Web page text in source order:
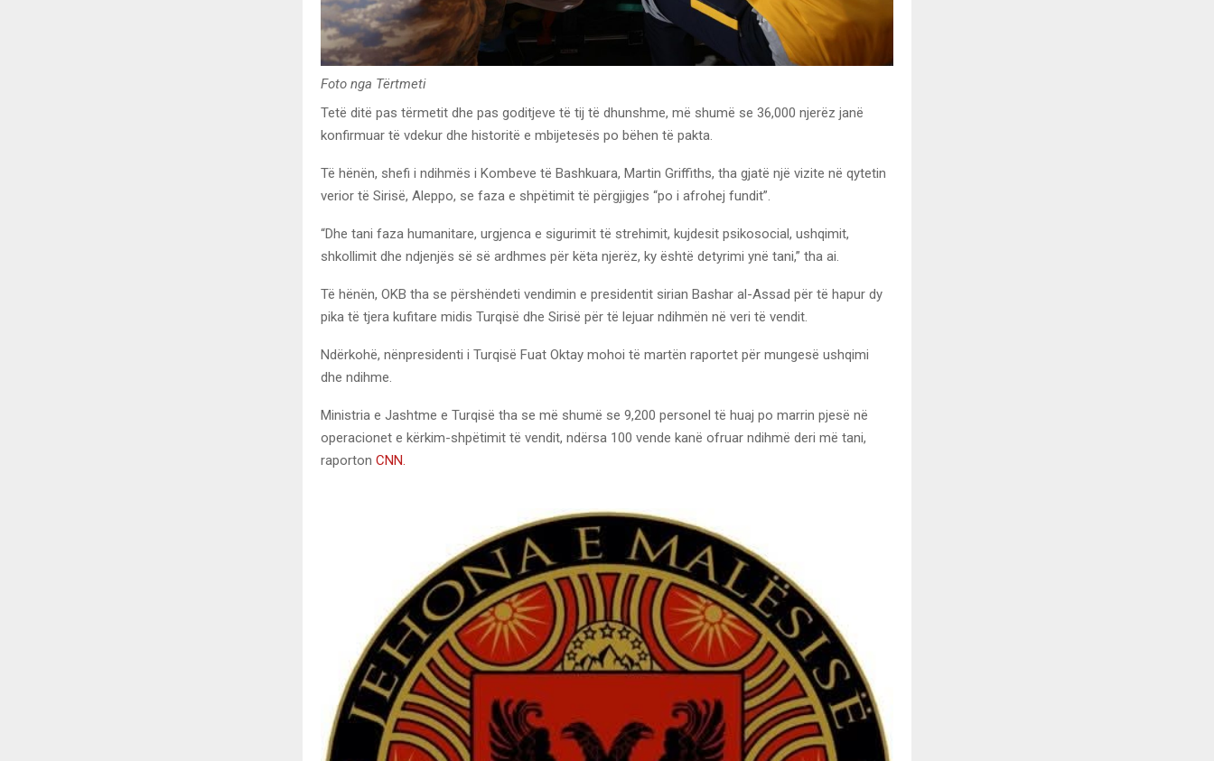
Foto nga Tërtmeti
Tetë ditë pas tërmetit dhe pas goditjeve të tij të dhunshme, më shumë se 36,000 njerëz janë
konfirmuar të vdekur dhe historitë e mbijetesës po bëhen të pakta.
Të hënën, shefi i ndihmës i Kombeve të Bashkuara, Martin Griffiths, tha gjatë një vizite në qytetin
verior të Sirisë, Aleppo, se faza e shpëtimit të përgjigjes “po i afrohej fundit”.
“Dhe tani faza humanitare, urgjenca e sigurimit të strehimit, kujdesit psikosocial, ushqimit,
shkollimit dhe ndjenjës së së ardhmes për këta njerëz, ky është detyrimi ynë tani,” tha ai.
Të hënën, OKB tha se përshëndeti vendimin e presidentit sirian Bashar al-Assad për të hapur dy
pika të tjera kufitare midis Turqisë dhe Sirisë për të lejuar ndihmën në veri të vendit.
Ndërkohë, nënpresidenti i Turqisë Fuat Oktay mohoi të martën raportet për mungesë ushqimi
dhe ndihme.
Ministria e Jashtme e Turqisë tha se më shumë se 9,200 personel të huaj po marrin pjesë në
operacionet e kërkim-shpëtimit të vendit, ndërsa 100 vende kanë ofruar ndihmë deri më tani,
raporton CNN.